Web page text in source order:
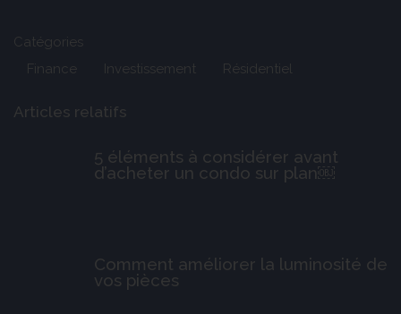
Catégories
Finance
Investissement Résidentiel
Articles relatifs
5 éléments à considérer avant
d’acheter un condo sur plan￼
Comment améliorer la luminosité de
vos pièces